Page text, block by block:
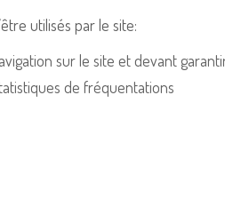
utilisés par le site:
sur le site et devant
de fréquentations